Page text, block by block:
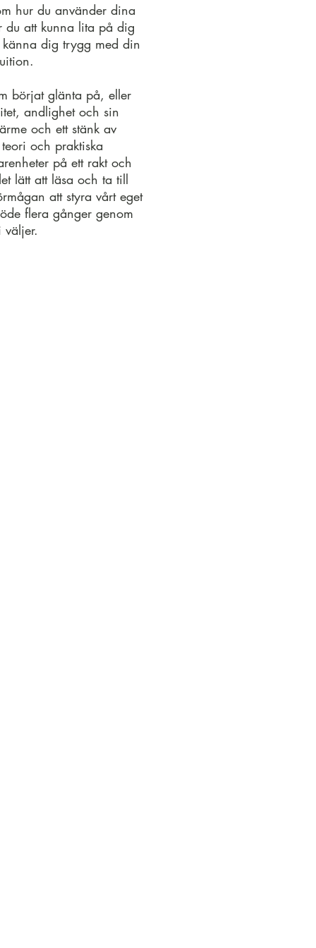
hur du använder dina
du att kunna lita på dig
dig trygg med din
börjat glänta på, eller
andlighet och sin
och ett stänk av
och praktiska
på ett rakt och
lätt att läsa och ta till
att styra vårt eget
flera gånger genom